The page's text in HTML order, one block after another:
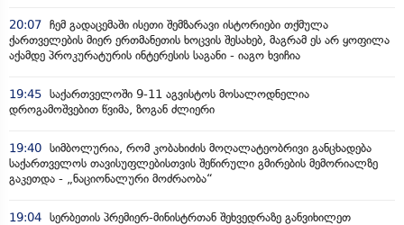
20:07 ჩემ გადაცემაში ისეთი შემზარავი ისტორიები თქმულა
ქართველების მიერ ერთმანეთის ხოცვის შესახებ, მაგრამ ეს არ ყოფილა
აქამდე პროკურატურის ინტერესის საგანი - იაგო ხვიჩია
19:45 საქართველოში 9-11 აგვისტოს მოსალოდნელია
დროგამოშვებით წვიმა, ზოგან ძლიერი
19:40 სიმბოლურია, რომ კობახიძის მოღალატეობრივი განცხადება
საქართველოს თავისუფლებისთვის შეწირული გმირების მემორიალზე
გაკეთდა - „ნაციონალური მოძრაობა“
19:04 სერბეთის პრემიერ-მინისტრთან შეხვედრაზე განვიხილეთ